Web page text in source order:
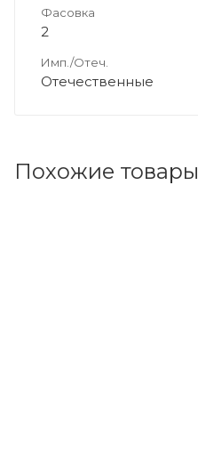
Фасовка
2
Имп./Отеч.
Отечественные
Похожие товары